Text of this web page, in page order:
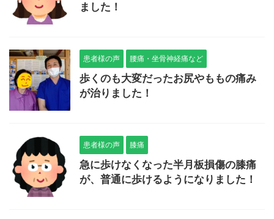
ました！
患者様の声 腰痛・坐骨神経痛など
歩くのも大変だったお尻やももの痛み
が治りました！
患者様の声 膝痛
急に歩けなくなった半月板損傷の膝痛
が、普通に歩けるようになりました！